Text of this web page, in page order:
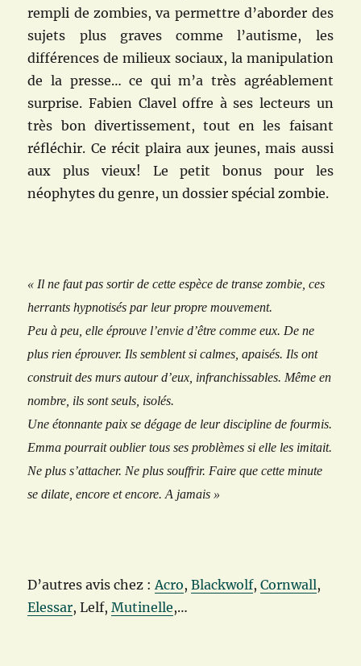
rempli de zombies, va permettre d’aborder des
sujets plus graves comme l’autisme, les
différences de milieux sociaux, la manipulation
de la presse… ce qui m’a très agréablement
surprise. Fabien Clavel offre à ses lecteurs un
très bon divertissement, tout en les faisant
réfléchir. Ce récit plaira aux jeunes, mais aussi
aux plus vieux! Le petit bonus pour les
néophytes du genre, un dossier spécial zombie.
« Il ne faut pas sortir de cette espèce de transe zombie, ces
herrants hypnotisés par leur propre mouvement.
Peu à peu, elle éprouve l’envie d’être comme eux. De ne
plus rien éprouver. Ils semblent si calmes, apaisés. Ils ont
construit des murs autour d’eux, infranchissables. Même en
nombre, ils sont seuls, isolés.
Une étonnante paix se dégage de leur discipline de fourmis.
Emma pourrait oublier tous ses problèmes si elle les imitait.
Ne plus s’attacher. Ne plus souffrir. Faire que cette minute
se dilate, encore et encore. A jamais »
D’autres avis chez :Acro,Blackwolf,Cornwall,
Elessar,Lelf,Mutinelle,…